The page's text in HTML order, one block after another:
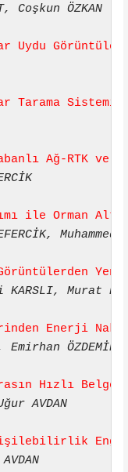
Coşkun ÖZKAN
Uydu
Tarama Sistemi
Ağ-RTK ve
ile Orman
Muhammed
Murat
Enerji
ÖZDEMİR,
Hızlı
AVDAN